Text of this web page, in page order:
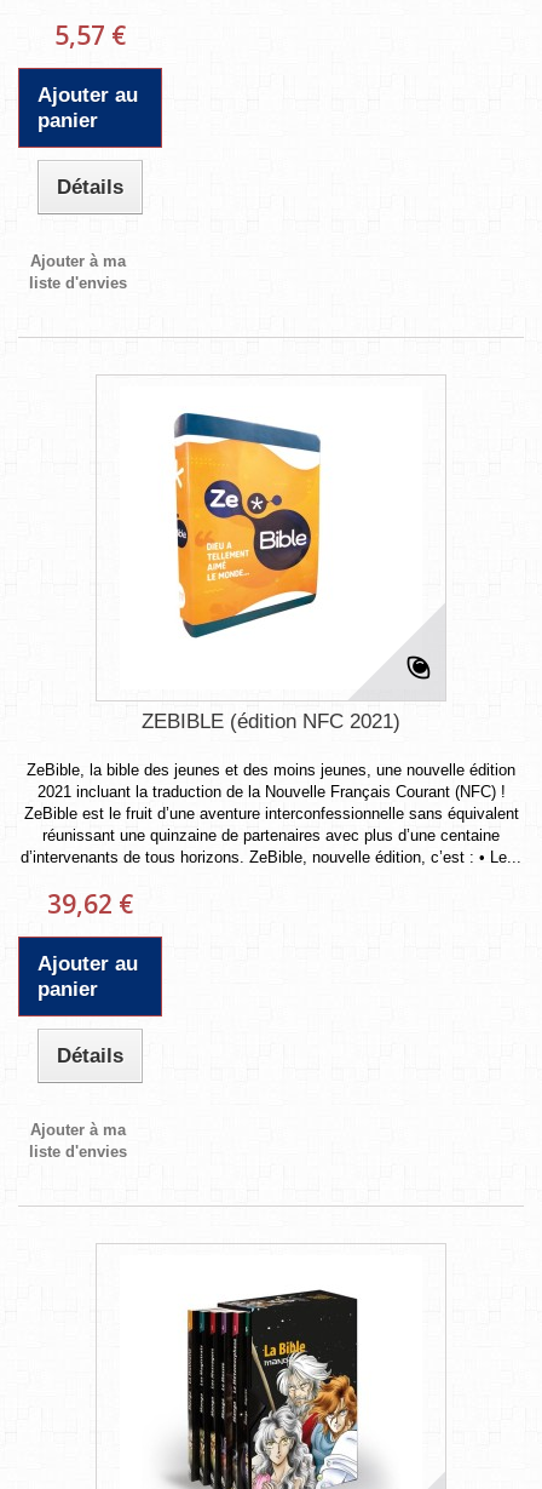
5,57 €
Ajouter au
panier
Détails
Ajouter à ma
liste d'envies
ZEBIBLE (édition NFC 2021)
ZeBible, la bible des jeunes et des moins jeunes, une nouvelle édition
2021 incluant la traduction de la Nouvelle Français Courant (NFC) !
ZeBible est le fruit d’une aventure interconfessionnelle sans équivalent
réunissant une quinzaine de partenaires avec plus d’une centaine
d’intervenants de tous horizons. ZeBible, nouvelle édition, c’est : • Le...
39,62 €
Ajouter au
panier
Détails
Ajouter à ma
liste d'envies